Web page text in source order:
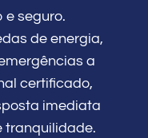
seguro.
de energia,
a
certificado,
imediata
tranquilidade.